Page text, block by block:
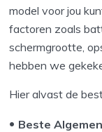
model voor jou
factoren zoals
schermgrootte,
hebben we
Hier alvast de
Beste